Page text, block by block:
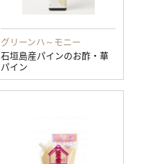
グリーンハ～モニー
石垣島産パインのお酢・華
パイン